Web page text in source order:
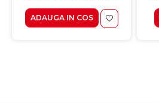
ADAUGA IN COS